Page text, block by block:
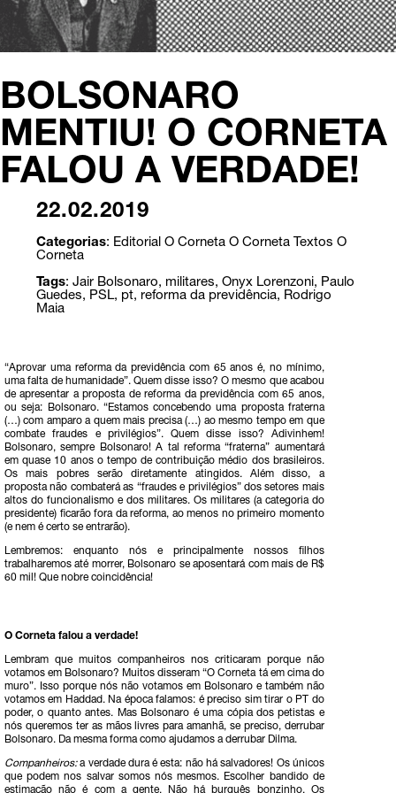
BOLSONARO
MENTIU! O CORNETA
FALOU A VERDADE!
22.02.2019
Categorias: Editorial O Corneta O Corneta Textos O
Corneta
Tags: Jair Bolsonaro, militares, Onyx Lorenzoni, Paulo
Guedes, PSL, pt, reforma da previdência, Rodrigo
Maia
“Aprovar uma reforma da previdência com 65 anos é, no mínimo,
uma falta de humanidade”. Quem disse isso? O mesmo que acabou
de apresentar a proposta de reforma da previdência com 65 anos,
ou seja: Bolsonaro. “Estamos concebendo uma proposta fraterna
(…) com amparo a quem mais precisa (…) ao mesmo tempo em que
combate fraudes e privilégios”. Quem disse isso? Adivinhem!
Bolsonaro, sempre Bolsonaro! A tal reforma “fraterna” aumentará
em quase 10 anos o tempo de contribuição médio dos brasileiros.
Os mais pobres serão diretamente atingidos. Além disso, a
proposta não combaterá as “fraudes e privilégios” dos setores mais
altos do funcionalismo e dos militares. Os militares (a categoria do
presidente) ficarão fora da reforma, ao menos no primeiro momento
(e nem é certo se entrarão).
Lembremos: enquanto nós e principalmente nossos filhos
trabalharemos até morrer, Bolsonaro se aposentará com mais de R$
60 mil! Que nobre coincidência!
O Corneta falou a verdade!
Lembram que muitos companheiros nos criticaram porque não
votamos em Bolsonaro? Muitos disseram “O Corneta tá em cima do
muro”. Isso porque nós não votamos em Bolsonaro e também não
votamos em Haddad. Na época falamos: é preciso sim tirar o PT do
poder, o quanto antes. Mas Bolsonaro é uma cópia dos petistas e
nós queremos ter as mãos livres para amanhã, se preciso, derrubar
Bolsonaro. Da mesma forma como ajudamos a derrubar Dilma.
Companheiros:a verdade dura é esta: não há salvadores! Os únicos
que podem nos salvar somos nós mesmos. Escolher bandido de
estimação não é com a gente. Não há burguês bonzinho. Os